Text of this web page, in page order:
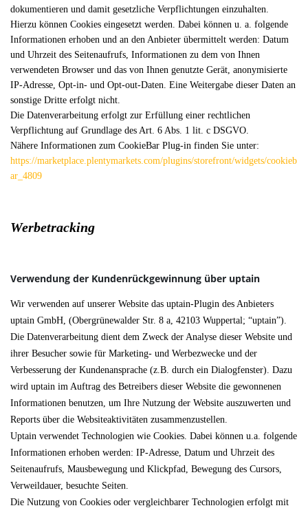
dokumentieren und damit gesetzliche Verpflichtungen einzuhalten.
Hierzu können Cookies eingesetzt werden. Dabei können u. a. folgende
Informationen erhoben und an den Anbieter übermittelt werden: Datum
und Uhrzeit des Seitenaufrufs, Informationen zu dem von Ihnen
verwendeten Browser und das von Ihnen genutzte Gerät, anonymisierte
IP-Adresse, Opt-in- und Opt-out-Daten. Eine Weitergabe dieser Daten an
sonstige Dritte erfolgt nicht.
Die Datenverarbeitung erfolgt zur Erfüllung einer rechtlichen
Verpflichtung auf Grundlage des Art. 6 Abs. 1 lit. c DSGVO.
Nähere Informationen zum CookieBar Plug-in finden Sie unter:
https://marketplace.plentymarkets.com/plugins/storefront/widgets/cookieb
ar_4809
Werbetracking
Verwendung der Kundenrückgewinnung über uptain
Wir verwenden auf unserer Website das uptain-Plugin des Anbieters
uptain GmbH, (Obergrünewalder Str. 8 a, 42103 Wuppertal; “uptain”).
Die Datenverarbeitung dient dem Zweck der Analyse dieser Website und
ihrer Besucher sowie für Marketing- und Werbezwecke und der
Verbesserung der Kundenansprache (z.B. durch ein Dialogfenster). Dazu
wird uptain im Auftrag des Betreibers dieser Website die gewonnenen
Informationen benutzen, um Ihre Nutzung der Website auszuwerten und
Reports über die Websiteaktivitäten zusammenzustellen.
Uptain verwendet Technologien wie Cookies. Dabei können u.a. folgende
Informationen erhoben werden: IP-Adresse, Datum und Uhrzeit des
Seitenaufrufs, Mausbewegung und Klickpfad, Bewegung des Cursors,
Verweildauer, besuchte Seiten.
Die Nutzung von Cookies oder vergleichbarer Technologien erfolgt mit